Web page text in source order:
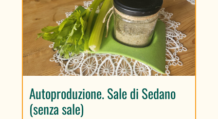
Autoproduzione. Sale di Sedano
(senza sale)